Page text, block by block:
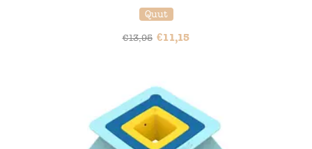
Quut
€13,95 €11,15